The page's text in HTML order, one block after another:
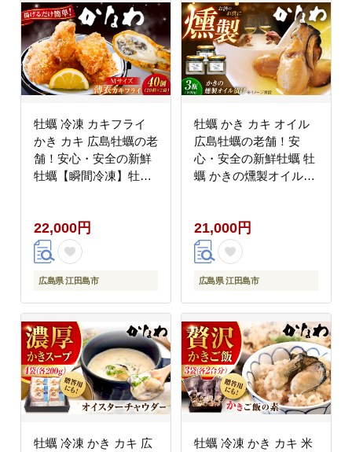
牡蠣 冷凍 カキフライ
かき カキ 広島牡蠣の老
舗！安心・安全の新鮮
牡蠣【瞬間冷凍】牡蠣
鮮 海産物 広島県産 江
田島市/株式会社かなわ
[XBP020] 牡蠣
22,000円
広島県 江田島市
牡蠣 かき カキ オイル
広島牡蠣の老舗！安
心・安全の新鮮牡蠣 牡
蠣 かきの燻製オイル漬
産 江田島市/株式会社か
なわ [XBP022] 牡蠣
21,000円
広島県 江田島市
牡蠣 冷凍 かき カキ 広
牡蠣 冷凍 かき カキ 米